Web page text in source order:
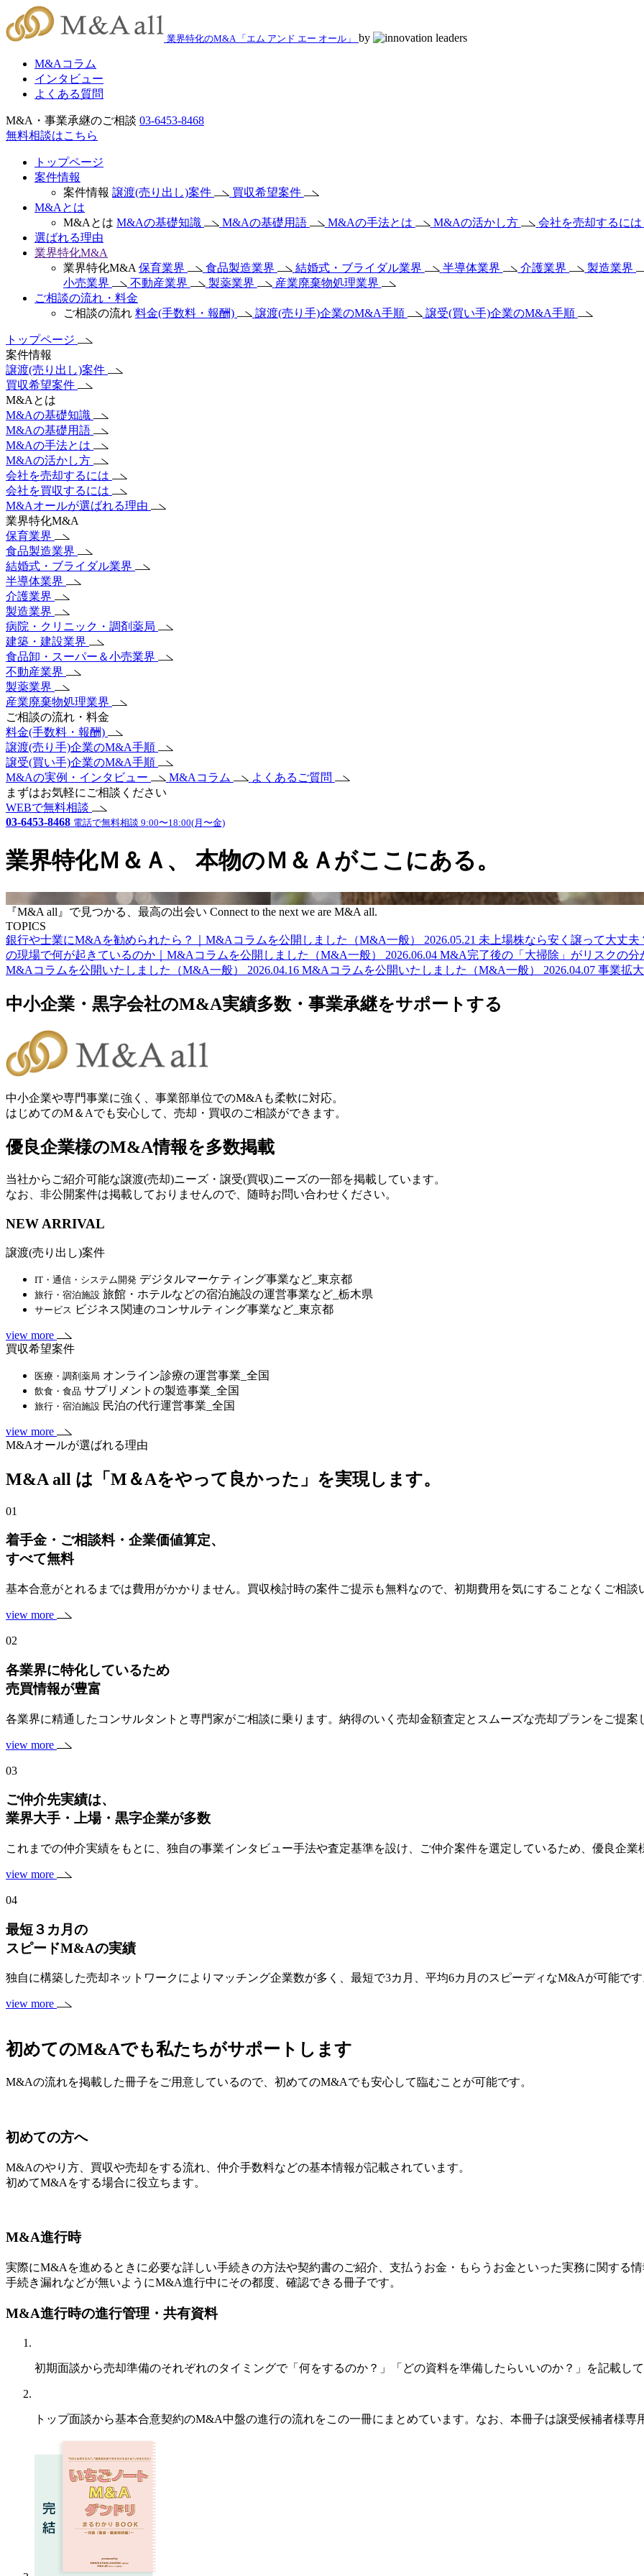
業界特化のM&A 「エム アンド エー オール」 by
M&Aコラム
インタビュー
よくある質問
M&A・事業承継のご相談 03-6453-8468
無料相談はこちら
トップページ
案件情報
案件情報 譲渡(売り出し)案件
買収希望案件
M&Aとは
M&Aとは M&Aの基礎知識 M&Aの基礎用語 M&Aの手法とは M&Aの活かし方 会社を売却するには
選ばれる理由
業界特化M&A
業界特化M&A 保育業界 食品製造業界 結婚式・ブライダル業界 半導体業界 介護業界 製造業界
小売業界
不動産業界 製薬業界
産業廃棄物処理業界
ご相談の流れ・料金
ご相談の流れ 料金(手数料・報酬) 譲渡(売り手)企業のM&A手順 譲受(買い手)企業のM&A手順
トップページ
案件情報
譲渡(売り出し)案件
買収希望案件
M&Aとは
M&Aの基礎知識
M&Aの基礎用語
M&Aの手法とは
M&Aの活かし方
会社を売却するには
会社を買収するには
M&Aオールが選ばれる理由
業界特化M&A
保育業界
食品製造業界
結婚式・ブライダル業界
半導体業界
介護業界
製造業界
病院・クリニック・調剤薬局
建築・建設業界
食品卸・スーパー＆小売業界
不動産業界
製薬業界
産業廃棄物処理業界
ご相談の流れ・料金
料金(手数料・報酬)
譲渡(売り手)企業のM&A手順
譲受(買い手)企業のM&A手順
M&Aの実例・インタビュー
M&Aコラム
よくあるご質問
まずはお気軽にご相談ください
WEBで無料相談
03-6453-8468 電話で無料相談 9:00〜18:00(月〜金)
業界特化Ｍ＆Ａ、 本物のＭ＆Ａがここにある。
『M&A all』で見つかる、最高の出会い Connect to the next we are M&A all.
TOPICS
銀行や士業にM&Aを勧められたら？｜M&Aコラムを公開しました（M&A一般）
2026.05.21 未上場株なら安く譲って大丈
の現場で何が起きているのか｜M&Aコラムを公開しました（M&A一般）
2026.06.04 M&A完了後の「大掃除」がリスクの
M&Aコラムを公開いたしました（M&A一般）
2026.04.16 M&Aコラムを公開いたしました（M&A一般） 2026.04.07 事業拡
中小企業・黒字会社のM&A実績多数・事業承継をサポートする
中小企業や専門事業に強く、事業部単位でのM&Aも柔軟に対応。
はじめてのM＆Aでも安心して、売却・買収のご相談ができます。
優良企業様のM&A情報を多数掲載
当社からご紹介可能な譲渡(売却)ニーズ・譲受(買収)ニーズの一部を掲載しています。
なお、非公開案件は掲載しておりませんので、随時お問い合わせください。
NEW ARRIVAL
譲渡(売り出し)案件
IT・通信・システム開発 デジタルマーケティング事業など_東京都
旅行・宿泊施設 旅館・ホテルなどの宿泊施設の運営事業など_栃木県
サービス ビジネス関連のコンサルティング事業など_東京都
view more
買収希望案件
医療・調剤薬局 オンライン診療の運営事業_全国
飲食・食品 サプリメントの製造事業_全国
旅行・宿泊施設 民泊の代行運営事業_全国
view more
M&Aオールが選ばれる理由
M&A all は「M＆Aをやって良かった」を実現します。
01
着手金・ご相談料・企業価値算定、
すべて無料
基本合意がとれるまでは費用がかかりません。買収検討時の案件ご提示も無料なので、初期費用を気にすることなくご相談
view more
02
各業界に特化しているため
売買情報が豊富
各業界に精通したコンサルタントと専門家がご相談に乗ります。納得のいく売却金額査定とスムーズな売却プランをご提案
view more
03
ご仲介先実績は、
業界大手・上場・黒字企業が多数
これまでの仲介実績をもとに、独自の事業インタビュー手法や査定基準を設け、ご仲介案件を選定しているため、優良企業
view more
04
最短３カ月の
スピードM&Aの実績
独自に構築した売却ネットワークによりマッチング企業数が多く、最短で3カ月、平均6カ月のスピーディなM&Aが可能です
view more
初めてのM&Aでも私たちがサポートします
M&Aの流れを掲載した冊子をご用意しているので、初めてのM&Aでも安心して臨むことが可能です。
初めての方へ
M&Aのやり方、買収や売却をする流れ、仲介手数料などの基本情報が記載されています。
初めてM&Aをする場合に役立ちます。
M&A進行時
実際にM&Aを進めるときに必要な詳しい手続きの方法や契約書のご紹介、支払うお金・もらうお金といった実務に関する情
手続き漏れなどが無いようにM&A進行中にその都度、確認できる冊子です。
M&A進行時の進行管理・共有資料
初期面談から売却準備のそれぞれのタイミングで「何をするのか？」「どの資料を準備したらいいのか？」を記載して
トップ面談から基本合意契約のM&A中盤の進行の流れをこの一冊にまとめています。なお、本冊子は譲受候補者様専